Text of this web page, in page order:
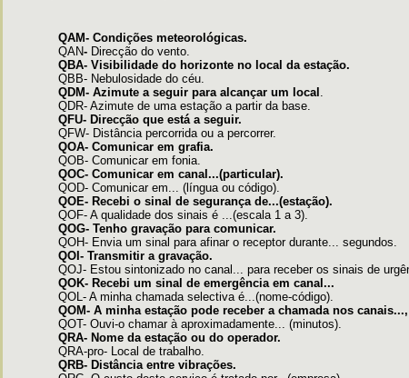
QAM- Condições meteorológicas.
QAN- Direcção do vento.
QBA- Visibilidade do horizonte no local da estação.
QBB- Nebulosidade do céu.
QDM- Azimute a seguir para alcançar um local .
QDR- Azimute de uma estação a partir da base.
QFU- Direcção que está a seguir.
QFW- Distância percorrida ou a percorrer.
QOA- Comunicar em grafia.
QOB- Comunicar em fonia.
QOC- Comunicar em canal...(particular).
QOD- Comunicar em... (língua ou código).
QOE- Recebi o sinal de segurança de...(estação).
QOF- A qualidade dos sinais é ...(escala 1 a 3).
QOG- Tenho gravação para comunicar.
QOH- Envia um sinal para afinar o receptor durante... segundos.
QOI- Transmitir a gravação.
QOJ- Estou sintonizado no canal... para receber os sinais de
QOK- Recebi um sinal de emergência em canal...
QOL- A minha chamada selectiva é...(nome-código).
QOM- A minha estação pode receber a chamada nos
QOT- Ouvi-o chamar à aproximadamente... (minutos).
QRA- Nome da estação ou do operador.
QRA-pro- Local de trabalho.
QRB- Distância entre vibrações.